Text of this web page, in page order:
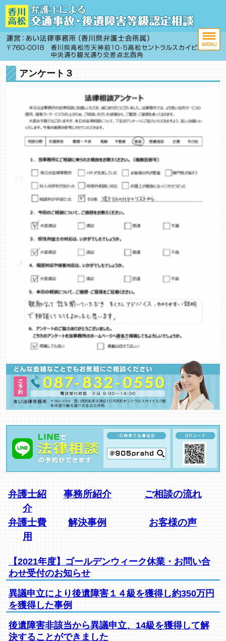
アンケート３
弁護士紹
介
事務所紹介 ご相談の流れ
弁護士費
用
解決事例 お客様の声
【2021年度】ゴールデンウィーク休業・お問い合
わせ受付のお知らせ
異議申立により後遺障害１４級を獲得し約350万円
を獲得した事例
後遺障害非該当から異議申立、14級を獲得して解
決することができました